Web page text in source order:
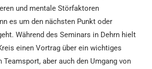
und mentale Störfaktoren
es um den nächsten Punkt oder
Während des Seminars in Dehrn hielt
einen Vortrag über ein wichtiges
Teamsport, aber auch den Umgang von